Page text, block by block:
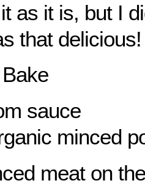
as it is, but I
that delicious!
sauce
minced
meat on